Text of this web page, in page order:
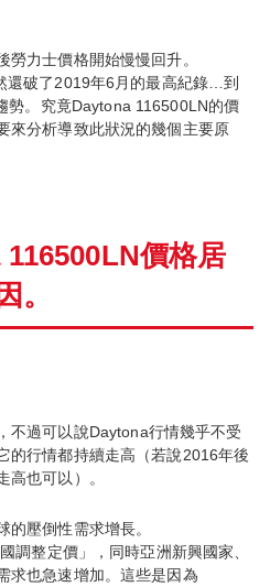
力士價格開始慢慢回升。
還破了2019年6月的最高紀錄…到
勢。究竟Daytona 116500LN的價
來分析導致此狀況的幾個主要原
價格居
。
不過可以說Daytona行情幾乎不受
的行情都持續走高（若說2016年後
高也可以）。
的壓倒性需求增長。
調整定價」，同時亞洲新興國家、
求也急速增加。這些是因為